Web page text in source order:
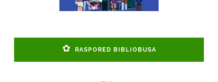
RASPORED BIBLIOBUSA